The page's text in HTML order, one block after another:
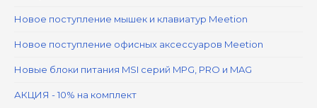
Новое поступление мышек и клавиатур Meetion
Новое поступление офисных аксессуаров Meetion
Новые блоки питания MSI серий MPG, PRO и MAG
АКЦИЯ - 10% на комплект